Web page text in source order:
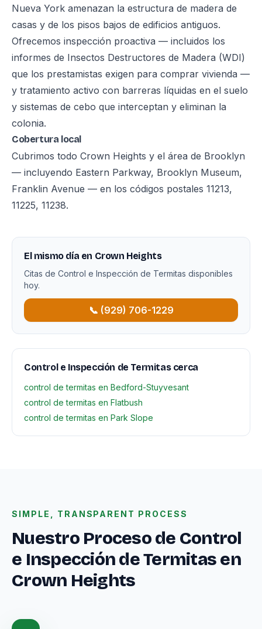
Nueva York amenazan la estructura de madera de
casas y de los pisos bajos de edificios antiguos.
Ofrecemos inspección proactiva — incluidos los
informes de Insectos Destructores de Madera (WDI)
que los prestamistas exigen para comprar vivienda —
y tratamiento activo con barreras líquidas en el suelo
y sistemas de cebo que interceptan y eliminan la
colonia.
Cobertura local
Cubrimos todo Crown Heights y el área de Brooklyn
— incluyendo Eastern Parkway, Brooklyn Museum,
Franklin Avenue — en los códigos postales 11213,
11225, 11238.
El mismo día en Crown Heights
Citas de Control e Inspección de Termitas disponibles
hoy.
📞 (929) 706-1229
Control e Inspección de Termitas cerca
control de termitas en Bedford-Stuyvesant
control de termitas en Flatbush
control de termitas en Park Slope
SIMPLE, TRANSPARENT PROCESS
Nuestro Proceso de Control
e Inspección de Termitas en
Crown Heights